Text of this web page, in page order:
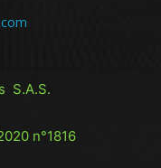
S.A.S.
n°1816